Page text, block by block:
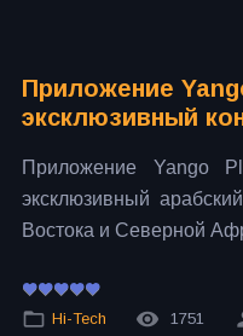
Приложение
эксклюзивный
Приложение Yango
эксклюзивный
Востока и Северной
Hi-Tech 1751